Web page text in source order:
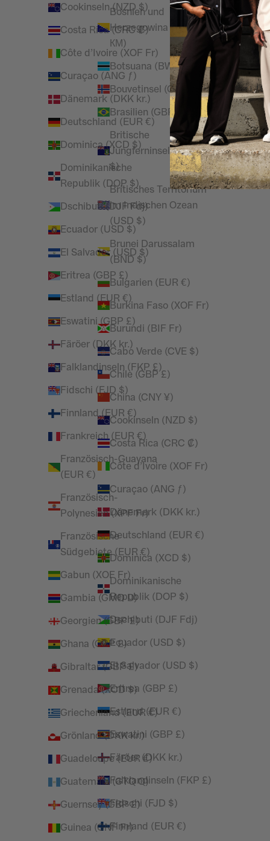
Cookinseln (NZD $)
Costa Rica (CRC ₡)
Côte d’Ivoire (XOF Fr)
Curaçao (ANG ƒ)
Dänemark (DKK kr.)
Deutschland (EUR €)
Dominica (XCD $)
Dominikanische
Republik (DOP $)
Dschibuti (DJF Fdj)
Ecuador (USD $)
El Salvador (USD $)
Eritrea (GBP £)
Estland (EUR €)
Eswatini (GBP £)
Färöer (DKK kr.)
Falklandinseln (FKP £)
Fidschi (FJD $)
Finnland (EUR €)
Frankreich (EUR €)
Französisch-Guayana
(EUR €)
Französisch-
Polynesien (XPF Fr)
Französische
Südgebiete (EUR €)
Gabun (XOF Fr)
Gambia (GMD D)
Georgien (GBP £)
Ghana (GBP £)
Gibraltar (GBP £)
Grenada (XCD $)
Griechenland (EUR €)
Grönland (DKK kr.)
Guadeloupe (EUR €)
Guatemala (GTQ Q)
Guernsey (GBP £)
Guinea (GNF Fr)
Bosnien und
Herzegowina (BAM
КМ)
Botsuana (BWP P)
Bouvetinsel (GBP £)
Brasilien (GBP £)
Britische
Jungferninseln (USD
$)
Britisches Territorium
im Indischen Ozean
(USD $)
Brunei Darussalam
(BND $)
Bulgarien (EUR €)
Burkina Faso (XOF Fr)
Burundi (BIF Fr)
Cabo Verde (CVE $)
Chile (GBP £)
China (CNY ¥)
Cookinseln (NZD $)
Costa Rica (CRC ₡)
Côte d’Ivoire (XOF Fr)
Curaçao (ANG ƒ)
Dänemark (DKK kr.)
Deutschland (EUR €)
Dominica (XCD $)
Dominikanische
Republik (DOP $)
Dschibuti (DJF Fdj)
Ecuador (USD $)
El Salvador (USD $)
Eritrea (GBP £)
Estland (EUR €)
Eswatini (GBP £)
Färöer (DKK kr.)
Falklandinseln (FKP £)
Fidschi (FJD $)
Finnland (EUR €)